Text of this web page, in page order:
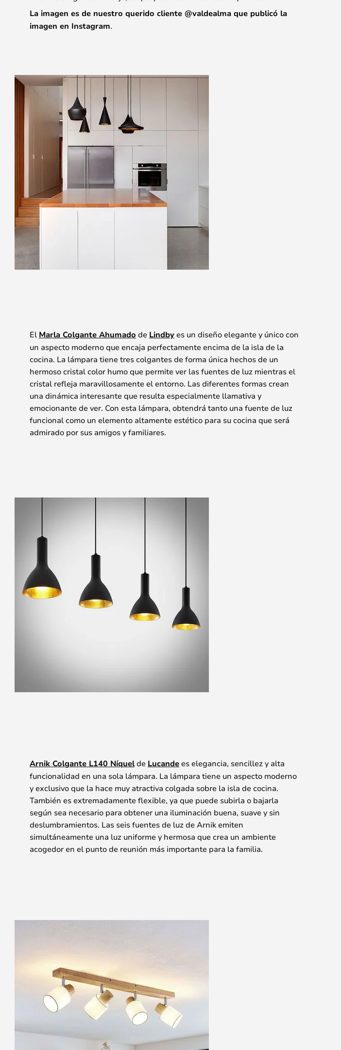
La imagen es de nuestro querido cliente @valdealma que publicó la
imagen en Instagram.
El Marla Colgante Ahumado de Lindbyes un diseño elegante y único con
un aspecto moderno que encaja perfectamente encima de la isla de la
cocina. La lámpara tiene tres colgantes de forma única hechos de un
hermoso cristal color humo que permite ver las fuentes de luz mientras el
cristal refleja maravillosamente el entorno. Las diferentes formas crean
una dinámica interesante que resulta especialmente llamativa y
emocionante de ver. Con esta lámpara, obtendrá tanto una fuente de luz
funcional como un elemento altamente estético para su cocina que será
admirado por sus amigos y familiares.
Arnik Colgante L140 Níquelde Lucandees elegancia, sencillez y alta
funcionalidad en una sola lámpara. La lámpara tiene un aspecto moderno
y exclusivo que la hace muy atractiva colgada sobre la isla de cocina.
También es extremadamente flexible, ya que puede subirla o bajarla
según sea necesario para obtener una iluminación buena, suave y sin
deslumbramientos. Las seis fuentes de luz de Arnik emiten
simultáneamente una luz uniforme y hermosa que crea un ambiente
acogedor en el punto de reunión más importante para la familia.